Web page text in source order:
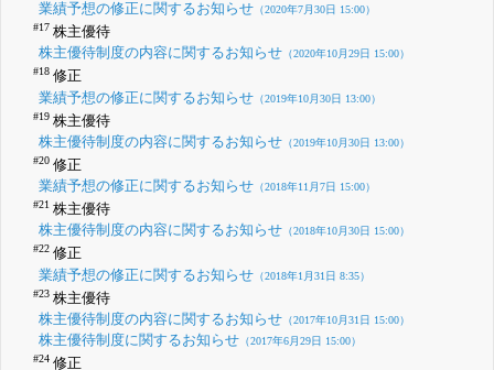
業績予想の修正に関するお知らせ（2020年7月30日 15:00）
#17 株主優待
株主優待制度の内容に関するお知らせ（2020年10月29日 15:00）
#18修正
業績予想の修正に関するお知らせ（2019年10月30日 13:00）
#19株主優待
株主優待制度の内容に関するお知らせ（2019年10月30日 13:00）
#20修正
業績予想の修正に関するお知らせ（2018年11月7日 15:00）
#21株主優待
株主優待制度の内容に関するお知らせ（2018年10月30日 15:00）
#22修正
業績予想の修正に関するお知らせ（2018年1月31日 8:35）
#23株主優待
株主優待制度の内容に関するお知らせ（2017年10月31日 15:00）
株主優待制度に関するお知らせ（2017年6月29日 15:00）
#24修正